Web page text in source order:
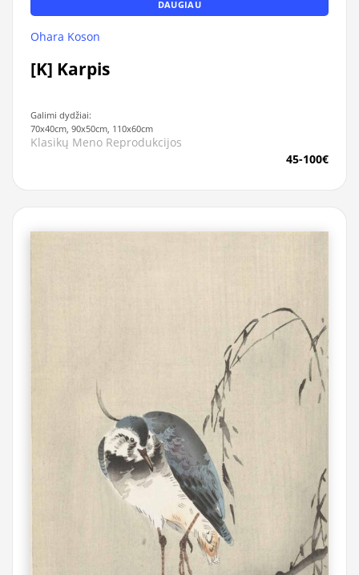
DAUGIAU
Ohara Koson
[K] Karpis
Galimi dydžiai:
70x40cm, 90x50cm, 110x60cm
Klasikų Meno Reprodukcijos
45-100€